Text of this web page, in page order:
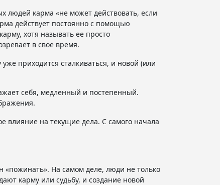
людей карма «не может действовать, если
действует постоянно с помощью
хотя называть ее просто
в свое время.
приходится сталкиваться, и новой (или
себя, медленный и постепенный.
влияние на текущие дела. С самого начала
«пожинать». На самом деле, люди не только
карму или судьбу, и создание новой